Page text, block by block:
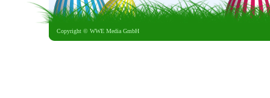
Copyright © WWE Media GmbH